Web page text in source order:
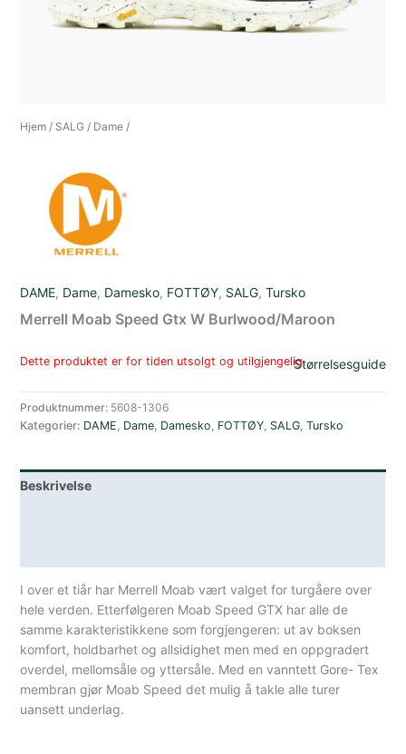
Hjem / SALG / Dame /
DAME, Dame, Damesko, FOTTØY, SALG,Tursko
Merrell Moab Speed Gtx W Burlwood/Maroon
Størrelsesguide
Dette produktet er for tiden utsolgt og utilgjengelig.
Produktnummer: 5608-1306
Kategorier: DAME Dame Damesko FOTTØY SALG ,Tursko
Beskrivelse
I over et tiår har Merrell Moab vært valget for turgåere over
hele verden. Etterfølgeren Moab Speed GTX har alle de
samme karakteristikkene som forgjengeren: ut av boksen
komfort, holdbarhet og allsidighet men med en oppgradert
overdel, mellomsåle og yttersåle. Med en vanntett Gore- Tex
membran gjør Moab Speed det mulig å takle alle turer
uansett underlag.